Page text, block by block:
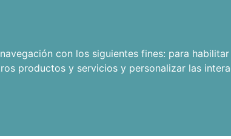
con los siguientes fines: para
productos y servicios y personalizar las